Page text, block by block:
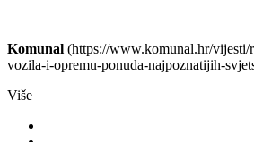
Komunal (https://www.komunal.hr/vijesti/
vozila-i-opremu-ponuda-najpoznatijih-
Više